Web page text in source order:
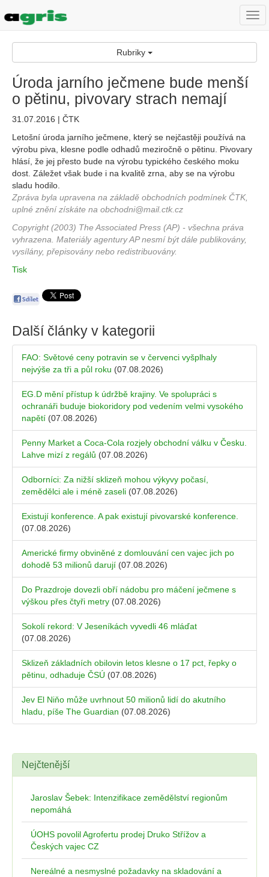
Rubriky
Úroda jarního ječmene bude menší
o pětinu, pivovary strach nemají
31.07.2016 | ČTK
Letošní úroda jarního ječmene, který se nejčastěji používá na
výrobu piva, klesne podle odhadů meziročně o pětinu. Pivovary
hlásí, že jej přesto bude na výrobu typického českého moku
dost. Záležet však bude i na kvalitě zrna, aby se na výrobu
sladu hodilo.
Zpráva byla upravena na základě obchodních podmínek ČTK,
uplné znění získáte na obchodni@mail.ctk.cz
Copyright (2003) The Associated Press (AP) - všechna práva
vyhrazena. Materiály agentury AP nesmí být dále publikovány,
vysílány, přepisovány nebo redistribuovány.
Tisk
Další články v kategorii
FAO: Světové ceny potravin se v červenci vyšplhaly
nejvýše za tři a půl roku (07.08.2026)
EG.D mění přístup k údržbě krajiny. Ve spolupráci s
ochranáři buduje biokoridory pod vedením velmi vysokého
napětí (07.08.2026)
Penny Market a Coca-Cola rozjely obchodní válku v Česku.
Lahve mizí z regálů (07.08.2026)
Odborníci: Za nižší sklizeň mohou výkyvy počasí,
zemědělci ale i méně zaseli (07.08.2026)
Existují konference. A pak existují pivovarské konference.
(07.08.2026)
Americké firmy obviněné z domlouvání cen vajec jich po
dohodě 53 milionů darují (07.08.2026)
Do Prazdroje dovezli obří nádobu pro máčení ječmene s
výškou přes čtyři metry (07.08.2026)
Sokolí rekord: V Jeseníkách vyvedli 46 mláďat
(07.08.2026)
Sklizeň základních obilovin letos klesne o 17 pct, řepky o
pětinu, odhaduje ČSÚ (07.08.2026)
Jev El Niňo může uvrhnout 50 milionů lidí do akutního
hladu, píše The Guardian (07.08.2026)
Nejčtenější
Jaroslav Šebek: Intenzifikace zemědělství regionům
nepomáhá
ÚOHS povolil Agrofertu prodej Druko Střížov a
Českých vajec CZ
Nereálné a nesmyslné požadavky na skladování a